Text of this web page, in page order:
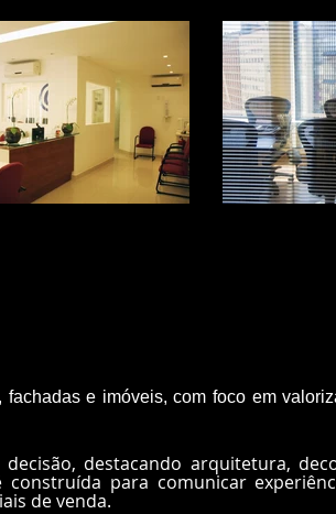
e imóveis, com foco em
destacando arquitetura,
para comunicar
de venda.